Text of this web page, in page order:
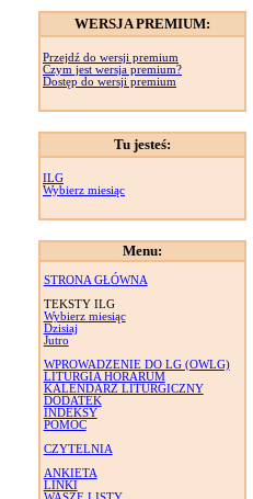
WERSJA PREMIUM:
Przejdź do wersji premium
Czym jest wersja premium?
Dostęp do wersji premium
Tu jesteś:
ILG
Wybierz miesiąc
Menu:
STRONA GŁÓWNA
TEKSTY ILG
Wybierz miesiąc
Dzisiaj
Jutro
WPROWADZENIE DO LG (OWLG)
LITURGIA HORARUM
KALENDARZ LITURGICZNY
DODATEK
INDEKSY
POMOC
CZYTELNIA
ANKIETA
LINKI